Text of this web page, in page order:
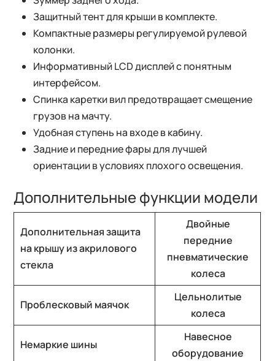
Защитный тент для крыши в комплекте.
Компактные размеры регулируемой рулевой
колонки.
Информативный LCD дисплей с понятным
интерфейсом.
Спинка каретки вил предотвращает смещение
грузов на мачту.
Удобная ступень на входе в кабину.
Задние и передние фары для лучшей
ориентации в условиях плохого освещения.
Дополнительные функции модели
Дополнительная защита
на крышу из акрилового
стекла
Двойные
передние
пневматические
колеса
Проблесковый маячок
Цельнолитые
колеса
Немаркие шины
Навесное
оборудование